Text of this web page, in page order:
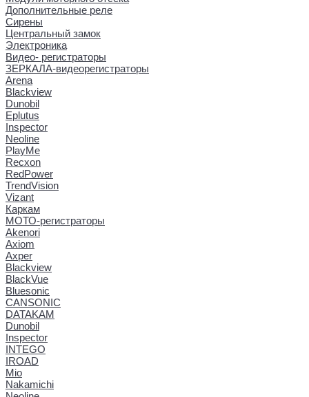
Дополнительные реле
Сирены
Центральный замок
Электроника
Видео- регистраторы
ЗЕРКАЛА-видеорегистраторы
Arena
Blackview
Dunobil
Eplutus
Inspector
Neoline
PlayMe
Recxon
RedPower
TrendVision
Vizant
Каркам
МОТО-регистраторы
Akenori
Axiom
Axper
Blackview
BlackVue
Bluesonic
CANSONIC
DATAKAM
Dunobil
Inspector
INTEGO
IROAD
Mio
Nakamichi